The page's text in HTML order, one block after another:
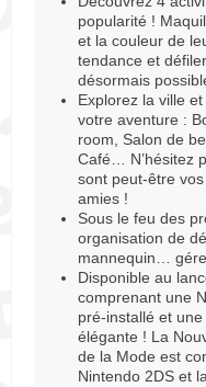
popularité !
et la couleur de
tendance et
désormais
Explorez la ville
votre aventure :
room, Salon de
Café… N’hésitez
sont peut-être
amies !
Sous le feu des
organisation de
mannequin…
Disponible au
comprenant une
pré-installé et
élégante ! La
de la Mode est
Nintendo 2DS et